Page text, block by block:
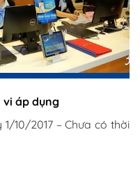
vi áp dụng
1/10/2017 – Chưa có thời